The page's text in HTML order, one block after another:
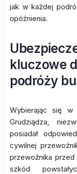
jak w każdej
opóźnienia.
kluczowe
podróży
Wybierając się
Grudziądza,
posiadał
cywilnej
przewoźnika
szkód